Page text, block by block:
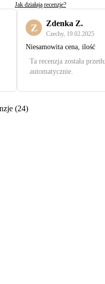
Jak działają recenzje?
Z Zdenka Z.
Czechy, 19.02.2025
Niesamowita cena, ilość
Ta recenzja została
automatycznie.
(24)